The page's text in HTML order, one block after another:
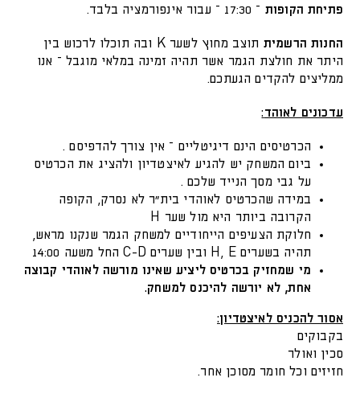
פתיחת הקופות – 17:30 – עבור אינפורמציה בלבד.
החנות הרשמית
תוצב מחוץ לשער K ובה תוכלו לרכוש בין
היתר את חולצת הגמר אשר תהיה זמינה במלאי מוגבל – אנו
ממליצים להקדים הגעתכם.
עדכונים לאוהד:
הכרטיסים הינם דיגיטליים – אין צורך להדפיסם .
ביום המשחק יש להגיע לאיצטדיון ולהציג את הכרטיס
על גבי מסך הנייד שלכם .
במידה שהכרטיס לאוהדי בית"ר לא נסרק, הקופה
הקרובה ביותר היא מול שער H
חלוקת הצעיפים הייחודיים למשחק הגמר שנקנו מראש,
תהיה בשערים H, E ובין שערים C-D החל משעה 14:00
מי שמחזיק בכרטיס ליציע שאינו מורשה לאוהדי קבוצה
אחת, לא יורשה להיכנס למשחק.
אסור להכניס לאיצטדיון:
בקבוקים
סכין ואולר
חזיזים וכל חומר מסוכן אחר.